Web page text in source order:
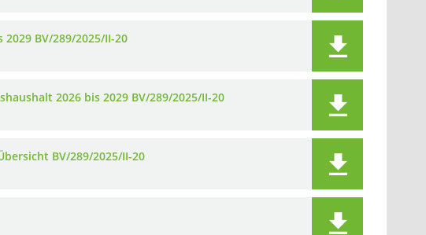
BV/289/2025/II-20
2026 bis 2029 BV/289/2025/II-20
BV/289/2025/II-20